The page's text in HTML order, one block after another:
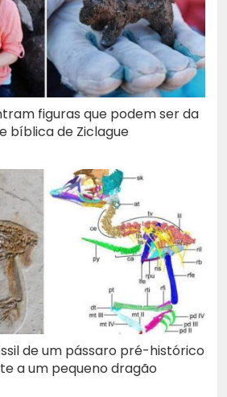
figuras que podem ser da
bíblica de Ziclague
de um pássaro pré-histórico
a um pequeno dragão